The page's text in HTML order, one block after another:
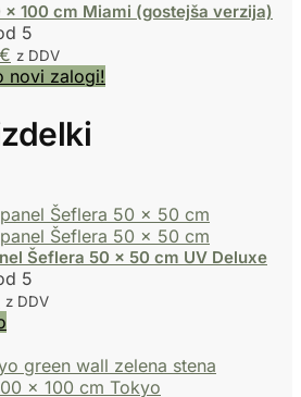
x 100 cm Miami (gostejša verzija)
5
€ z DDV
novi zalogi!
Šeflera 50 x 50 cm UV Deluxe
5
z DDV